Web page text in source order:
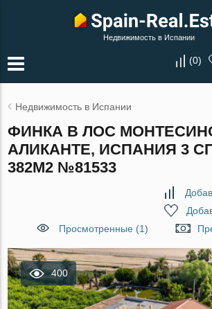
Недвижимость в Испании
(0)
Недвижимость в Испании
ФИНКА В ЛОС
АЛИКАНТЕ, ИСПАНИЯ 3
382М2 №81533
Просмотренные (1)
400